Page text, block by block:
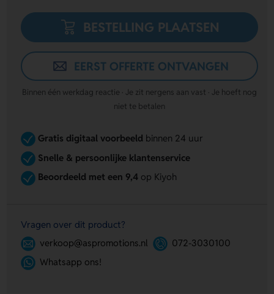
BESTELLING PLAATSEN
EERST OFFERTE ONTVANGEN
Binnen één werkdag reactie · Je zit nergens aan vast · Je hoeft nog
niet te betalen
Gratis digitaal voorbeeld binnen 24 uur
Snelle & persoonlijke klantenservice
Beoordeeld met een 9,4op Kiyoh
Vragen over dit product?
verkoop@aspromotions.nl
072-3030100
Whatsapp ons!